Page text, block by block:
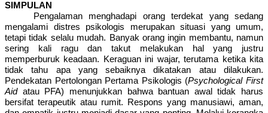
SIMPULAN
Pengalaman menghadapi orang terdekat yang sedang
mengalami distres psikologis merupakan situasi yang umum,
tetapi tidak selalu mudah. Banyak orang ingin membantu, namun
sering kali ragu dan takut melakukan hal yang justru
memperburuk keadaan. Keraguan ini wajar, terutama ketika kita
tidak tahu apa yang sebaiknya dikatakan atau dilakukan.
Pendekatan Pertolongan Pertama Psikologis (Psychological First
Aidatau PFA) menunjukkan bahwa bantuan awal tidak harus
bersifat terapeutik atau rumit. Respons yang manusiawi, aman,